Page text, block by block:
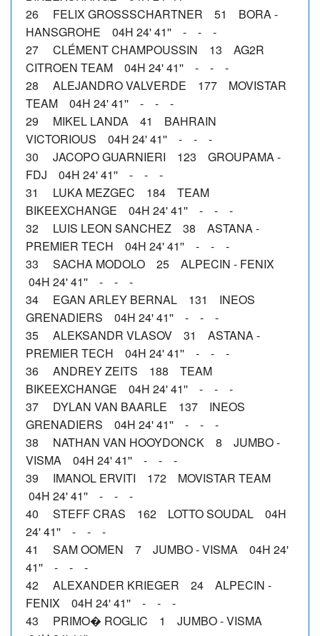
26 FELIX GROSSSCHARTNER 51 BORA -
HANSGROHE 04H 24' 41'' - - -
27 CLÉMENT CHAMPOUSSIN 13 AG2R
CITROEN TEAM 04H 24' 41'' - - -
28 ALEJANDRO VALVERDE 177 MOVISTAR
TEAM 04H 24' 41'' - - -
29 MIKEL LANDA 41 BAHRAIN
VICTORIOUS 04H 24' 41'' - - -
30 JACOPO GUARNIERI 123 GROUPAMA -
FDJ 04H 24' 41'' - - -
31 LUKA MEZGEC 184 TEAM
BIKEEXCHANGE 04H 24' 41'' - - -
32 LUIS LEON SANCHEZ 38 ASTANA -
PREMIER TECH 04H 24' 41'' - - -
33 SACHA MODOLO 25 ALPECIN - FENIX
04H 24' 41'' - - -
34 EGAN ARLEY BERNAL 131 INEOS
GRENADIERS 04H 24' 41'' - - -
35 ALEKSANDR VLASOV 31 ASTANA -
PREMIER TECH 04H 24' 41'' - - -
36 ANDREY ZEITS 188 TEAM
BIKEEXCHANGE 04H 24' 41'' - - -
37 DYLAN VAN BAARLE 137 INEOS
GRENADIERS 04H 24' 41'' - - -
38 NATHAN VAN HOOYDONCK 8 JUMBO -
VISMA 04H 24' 41'' - - -
39 IMANOL ERVITI 172 MOVISTAR TEAM
04H 24' 41'' - - -
40 STEFF CRAS 162 LOTTO SOUDAL 04H
24' 41'' - - -
41 SAM OOMEN 7 JUMBO - VISMA 04H 24'
41'' - - -
42 ALEXANDER KRIEGER 24 ALPECIN -
FENIX 04H 24' 41'' - - -
43 PRIMO� ROGLIC 1 JUMBO - VISMA